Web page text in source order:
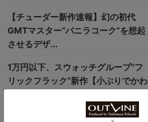
【チューダー新作速報】幻の初代
GMTマスター“バニラコーク”を想起
させるデザ...
1万円以下、スウォッチグループ“フ
リックフラック”新作【小ぶりでかわ